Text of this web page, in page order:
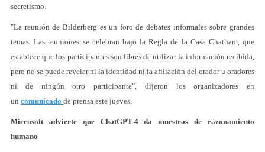
secretismo.
"La reunión de Bilderberg es un foro de debates informales sobre grandes
temas. Las reuniones se celebran bajo la Regla de la Casa Chatham, que
establece que los participantes son libres de utilizar la información recibida,
pero no se puede revelar ni la identidad ni la afiliación del orador u oradores
ni de ningún otro participante", dijeron los organizadores en
un comunicado de prensa este jueves.
Microsoft advierte que ChatGPT-4 da muestras de razonamiento
humano